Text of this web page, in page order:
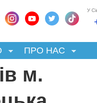
У
ПРО НАС
м.